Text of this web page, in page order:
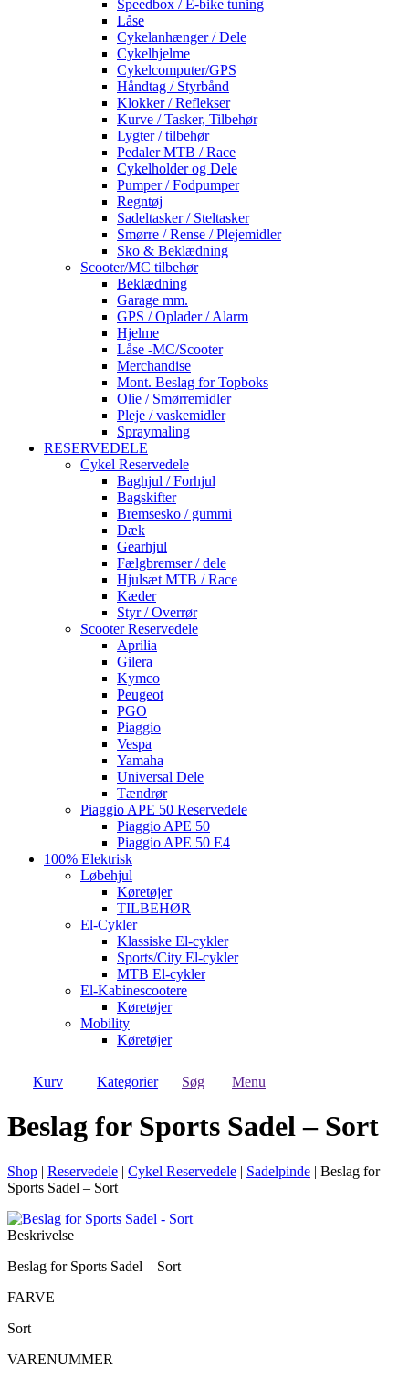
Speedbox / E-bike tuning
Låse
Cykelanhænger / Dele
Cykelhjelme
Cykelcomputer/GPS
Håndtag / Styrbånd
Klokker / Reflekser
Kurve / Tasker, Tilbehør
Lygter / tilbehør
Pedaler MTB / Race
Cykelholder og Dele
Pumper / Fodpumper
Regntøj
Sadeltasker / Steltasker
Smørre / Rense / Plejemidler
Sko & Beklædning
Scooter/MC tilbehør
Beklædning
Garage mm.
GPS / Oplader / Alarm
Hjelme
Låse -MC/Scooter
Merchandise
Mont. Beslag for Topboks
Olie / Smørremidler
Pleje / vaskemidler
Spraymaling
RESERVEDELE
Cykel Reservedele
Baghjul / Forhjul
Bagskifter
Bremsesko / gummi
Dæk
Gearhjul
Fælgbremser / dele
Hjulsæt MTB / Race
Kæder
Styr / Overrør
Scooter Reservedele
Aprilia
Gilera
Kymco
Peugeot
PGO
Piaggio
Vespa
Yamaha
Universal Dele
Tændrør
Piaggio APE 50 Reservedele
Piaggio APE 50
Piaggio APE 50 E4
100% Elektrisk
Løbehjul
Køretøjer
TILBEHØR
El-Cykler
Klassiske El-cykler
Sports/City El-cykler
MTB El-cykler
El-Kabinescootere
Køretøjer
Mobility
Køretøjer
Kurv Kategorier Søg Menu
Beslag for Sports Sadel – Sort
Shop | Reservedele | Cykel Reservedele | Sadelpinde | Beslag for
Sports Sadel – Sort
Beskrivelse
Beslag for Sports Sadel – Sort
FARVE
Sort
VARENUMMER